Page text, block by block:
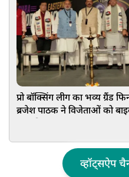
प्रो बॉक्सिंग लीग का भव्य ग्रैंड
ब्रजेश पाठक ने विजेताओं को
व्हॉट्सऐप